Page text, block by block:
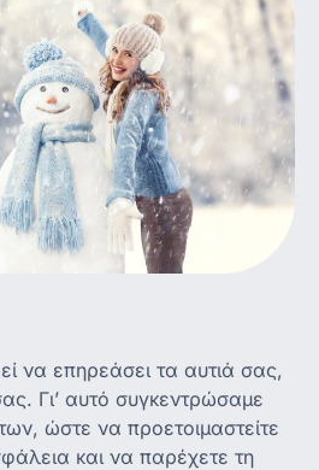
να επηρεάσει τα αυτιά σας,
Γι’ αυτό συγκεντρώσαμε
ώστε να προετοιμαστείτε
και να παρέχετε τη